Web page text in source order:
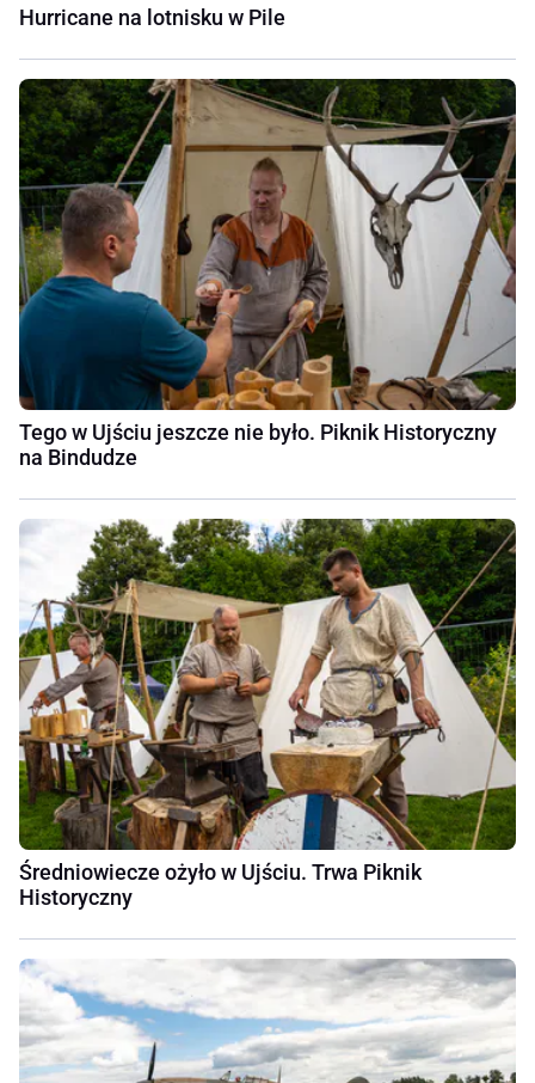
Hurricane na lotnisku w Pile
Tego w Ujściu jeszcze nie było. Piknik Historyczny
na Bindudze
Średniowiecze ożyło w Ujściu. Trwa Piknik
Historyczny